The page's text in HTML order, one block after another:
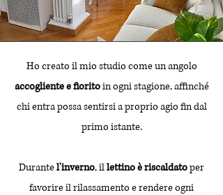
Ho creato il mio studio come un angolo
accogliente e fioritoin ogni stagione, affinché
chi entra possa sentirsi a proprio agio fin dal
primo istante.
Durantel'inverno, illettino è riscaldatoper
favorire il rilassamento e rendere ogni